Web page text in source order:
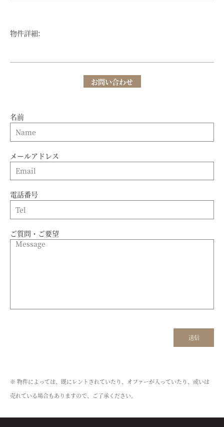
物件詳細:
お問い合わせ
名前
メールアドレス
電話番号
ご質問・ご要望
※ 物件によっては、既にレントされていたり、オファーが入っていたり、或いは
売れている場合もありますので、ご了承ください。